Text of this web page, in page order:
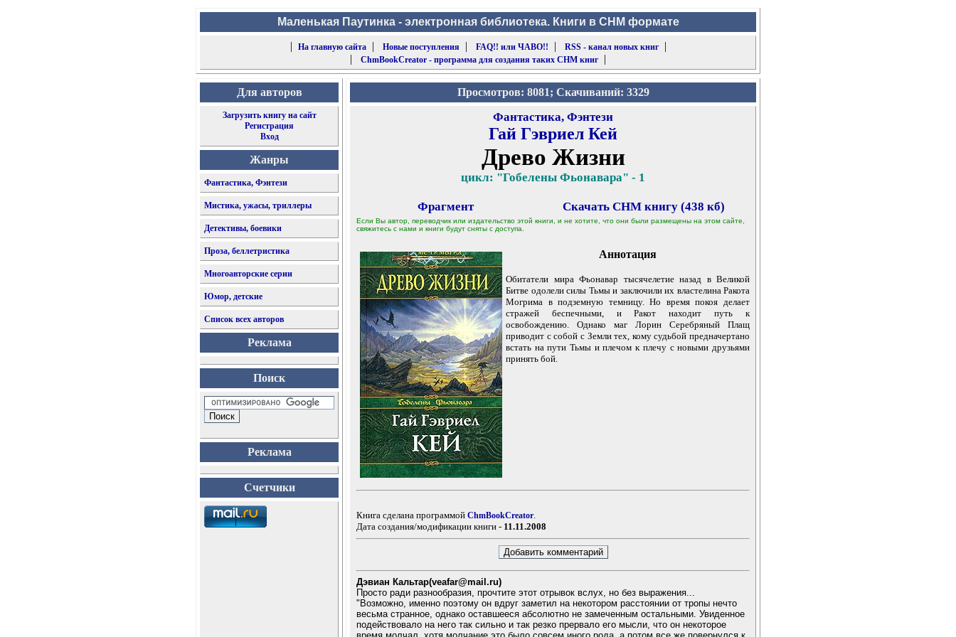
Маленькая Паутинка - электронная библиотека. Книги в CHM формате
|
На главную сайта| Новые поступления | FAQ!! или ЧАВО!! | RSS - канал новых книг|
|
ChmBookCreator - программа для создания таких CHM книг|
Для авторов
Загрузить книгу на сайт
Регистрация
Вход
Жанры
Фантастика, Фэнтези
Мистика, ужасы, триллеры
Детективы, боевики
Проза, беллетристика
Многоавторские серии
Юмор, детские
Список всех авторов
Реклама
Поиск
Реклама
Счетчики
Просмотров: 8081; Скачиваний: 3329
Фантастика, Фэнтези
Гай Гэвриел Кей
Древо Жизни
цикл: "Гобелены Фьонавара" - 1
Фрагмент Скачать CHM книгу (438 кб)
Если Вы автор, переводчик или издательство этой книги, и не хотите, что они были размещены на этом сайте,
свяжитесь с нами и книги будут сняты с доступа.
Аннотация
Обитатели мира Фьонавар тысячелетие назад в Великой
Битве одолели силы Тьмы и заключили их властелина Ракота
Могрима в подземную темницу. Но время покоя делает
стражей беспечными, и Ракот находит путь к
освобождению. Однако маг Лорин Серебряный Плащ
приводит с собой с Земли тех, кому судьбой предначертано
встать на пути Тьмы и плечом к плечу с новыми друзьями
принять бой.
Книга сделана программой ChmBookCreator.
Дата создания/модификации книги - 11.11.2008
Дэвиан Кальтар(veafar@mail.ru)
Просто ради разнообразия, прочтите этот отрывок вслух, но без выражения...
"Возможно, именно поэтому он вдруг заметил на некотором расстоянии от тропы нечто
весьма странное, однако оставшееся абсолютно не замеченным остальными. Увиденное
подействовало на него так сильно и так резко прервало его мысли, что он некоторое
время молчал, хотя молчание это было совсем иного рода, а потом все же повернулся к